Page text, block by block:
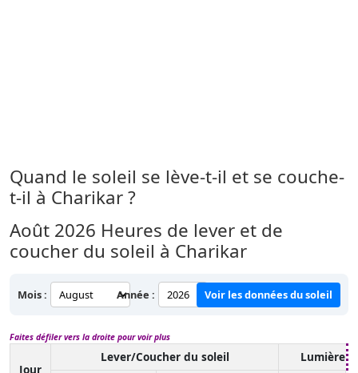
Quand le soleil se lève-t-il et se couche-
t-il à Charikar ?
Août 2026 Heures de lever et de
coucher du soleil à Charikar
Mois : Année : Voir les données du soleil
Faites défiler vers la droite pour voir plus
Jour
Lever/Coucher du soleil
Lumière